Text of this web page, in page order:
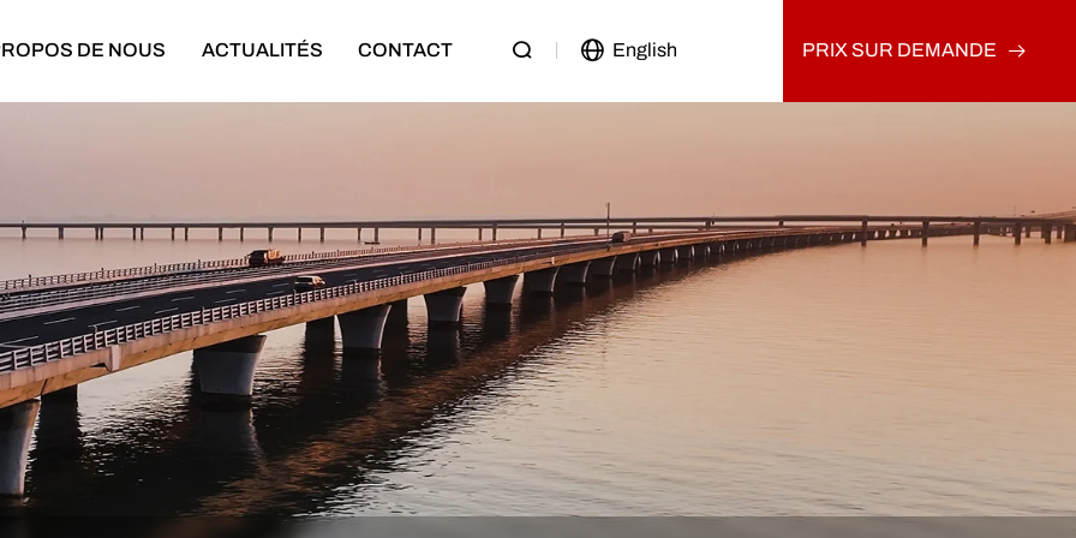
remorque surbaissée
remorque cargo
remorque benne
remorque citerne
remorque porte-voitures
Semi-remorque à rideaux
Bande-annonce complète
Semi-remorque squelette
Chargeuse sur pneus
Excavatrice
Rouleau compresseur
Classes de moteurs
Camion minier
Grue sur camion
Pompe à béton montée sur camion
Camion tracteur d'occasion
Camion-benne d'occasion
DE NOUS ACTUALITÉS CONTACT English PRIX SUR DEMANDE